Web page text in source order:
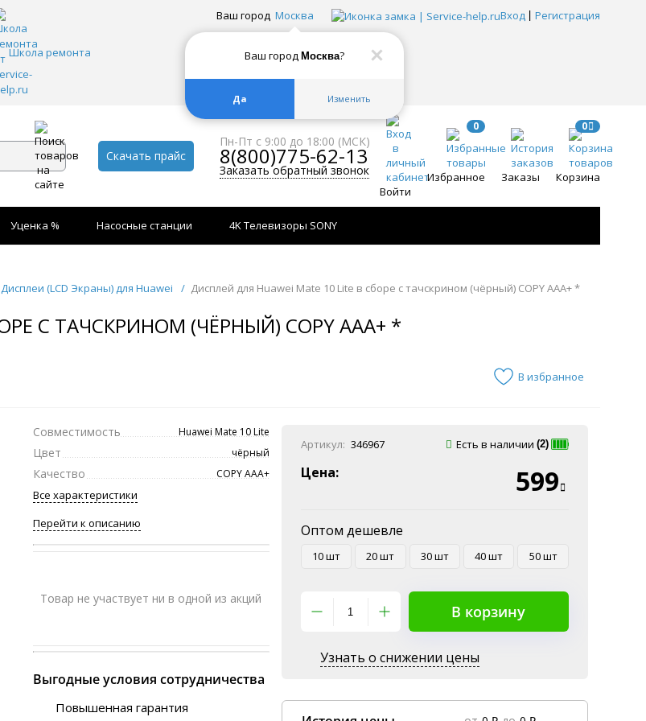
Ваш город Москва?
Да Изменить
Школа ремонта
Ваш город Москва Вход Регистрация
Скачать прайс
Пн-Пт с 9:00 до 18:00 (МСК)
8(800)775-62-13
Заказать обратный звонок
Войти
0
Избранное Заказы
0
Корзина
Уценка % Насосные станции 4K Телевизоры SONY
Дисплеи (LCD Экраны) для Huawei / Дисплей для Huawei Mate 10 Lite в сборе с тачскрином (чёрный) COPY AAA+ *
С ТАЧСКРИНОМ (ЧЁРНЫЙ) COPY AAA+ *
В избранное
Совместимость Huawei Mate 10 Lite
Цвет чёрный
Качество COPY ААА+
Все характеристики
Перейти к описанию
Товар не участвует ни в одной из акций
Выгодные условия сотрудничества
Повышенная гарантия
Артикул: 346967 Есть в наличии (2)
Цена: 599
Оптом дешевле
10 шт 20 шт 30 шт 40 шт 50 шт
В корзину
Узнать о снижении цены